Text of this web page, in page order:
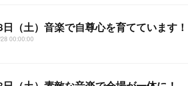
（土）音楽で自尊心を育てています！
00:00:00